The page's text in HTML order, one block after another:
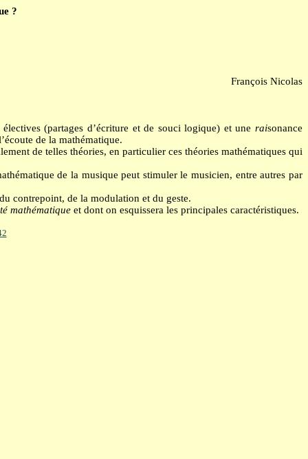
?
François Nicolas
(partages d’écriture et de souci logique) et une raisonance
de la mathématique.
de telles théories, en particulier ces théories mathématiques qui
de la musique peut stimuler le musicien, entre autres par
contrepoint, de la modulation et du geste.
mathématique et dont on esquissera les principales caractéristiques.